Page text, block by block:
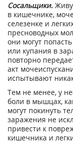
Сосальщики.
в кишечнике,
селезенке и
пресноводных
они могут
или купания в
повторно
акт
испытывают
Тем не менее, у
боли в мышцах,
могут покинуть
заражения не
привести к
кишечника и